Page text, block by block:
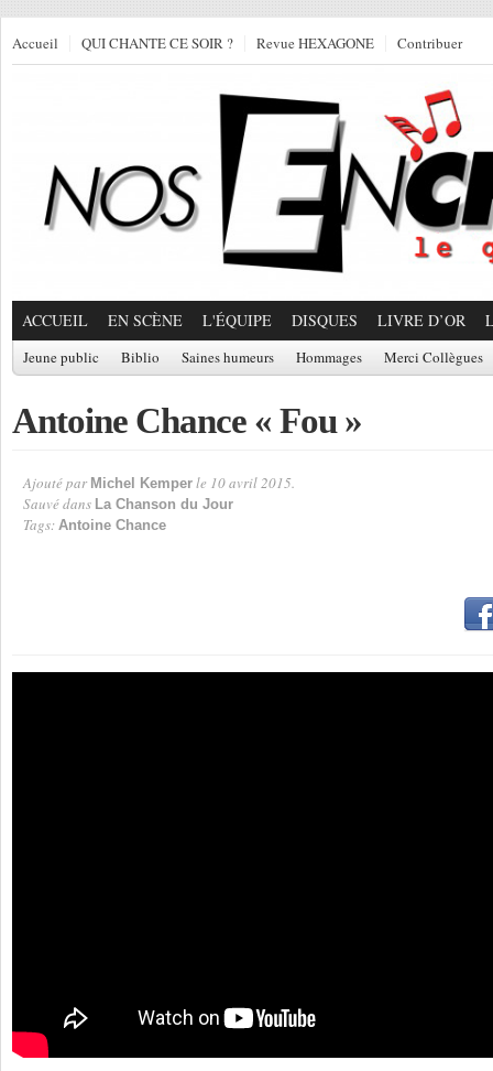
Accueil QUI CHANTE CE SOIR ? Revue HEXAGONE Contribuer
ACCUEIL EN SCÈNE L'ÉQUIPE DISQUES LIVRE D’OR
Jeune public Biblio Saines humeurs Hommages Merci Collègues
Antoine Chance « Fou »
Ajouté par Michel Kemper le 10 avril 2015.
Sauvé dans La Chanson du Jour
Tags: Antoine Chance